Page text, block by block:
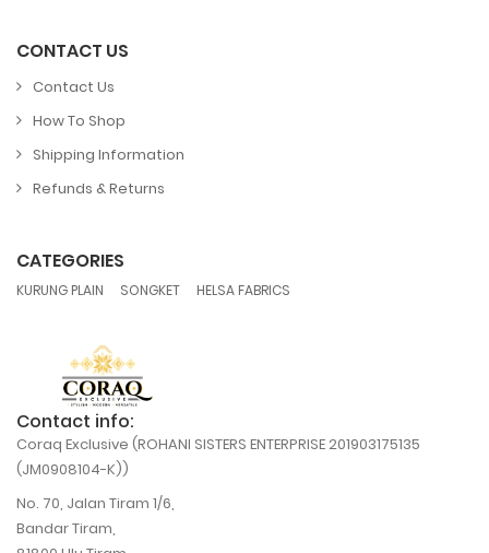
CONTACT US
Contact Us
How To Shop
Shipping Information
Refunds & Returns
CATEGORIES
KURUNG PLAIN SONGKET HELSA FABRICS
Contact info:
Coraq Exclusive (ROHANI SISTERS ENTERPRISE 201903175135
(JM0908104-K))
No. 70, Jalan Tiram 1/6,
Bandar Tiram,